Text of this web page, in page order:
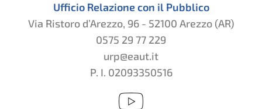
Ufficio Relazione con il Pubblico
Via Ristoro d’Arezzo, 96 - 52100 Arezzo (AR)
0575 29 77 229
urp@eaut.it
P. I. 02093350516